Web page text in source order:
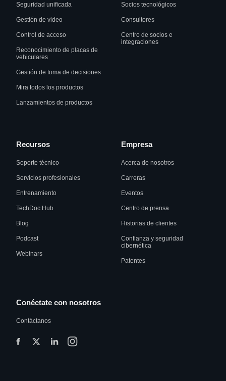
Seguridad unificada
Gestión de video
Control de acceso
Reconocimiento de placas de
vehiculares
Gestión de toma de decisiones
Mira todos los productos
Lanzamientos de productos
Socios tecnológicos
Consultores
Centro de socios e
integraciones
Recursos
Soporte técnico
Servicios profesionales
Entrenamiento
TechDoc Hub
Blog
Podcast
Webinars
Empresa
Acerca de nosotros
Carreras
Eventos
Centro de prensa
Historias de clientes
Confianza y seguridad
cibernética
Patentes
Conéctate con nosotros
Contáctanos